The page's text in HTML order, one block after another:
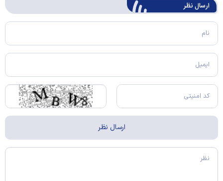
ارسال‌ نظر